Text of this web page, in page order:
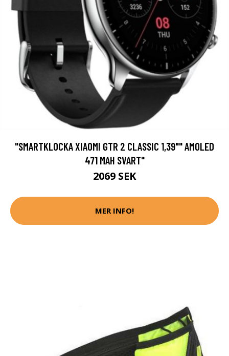
"SMARTKLOCKA XIAOMI GTR 2 CLASSIC 1,39"" AMOLED
471 MAH SVART"
2069 SEK
MER INFO!